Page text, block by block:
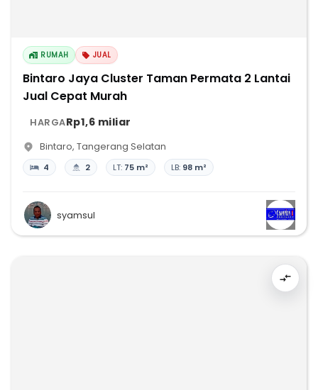
RUMAH JUAL
Bintaro Jaya Cluster Taman Permata 2 Lantai
Jual Cepat Murah
HARGARp1,6 miliar
Bintaro, Tangerang Selatan
4 2 LT: 75 m² LB: 98 m²
syamsul